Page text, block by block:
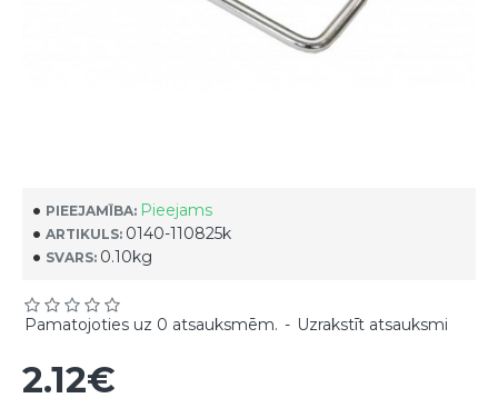
PIEEJAMĪBA: Pieejams
ARTIKULS: 0140-110825k
SVARS: 0.10kg
Pamatojoties uz 0 atsauksmēm. - Uzrakstīt atsauksmi
2.12€